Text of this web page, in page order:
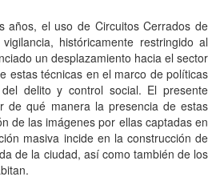
años, el uso de Circuitos Cerrados de
históricamente restringido al
un desplazamiento hacia el sector
estas técnicas en el marco de políticas
delito y control social. El presente
de qué manera la presencia de estas
de las imágenes por ellas captadas en
masiva incide en la construcción de
de la ciudad, así como también de los